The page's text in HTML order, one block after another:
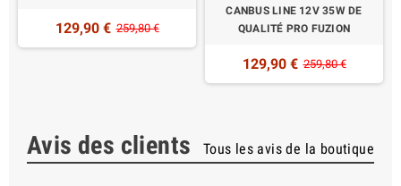
129,90 € 259,80 €
CANBUS LINE 12V 35W DE
QUALITÉ PRO FUZION
129,90 € 259,80 €
Avis des clients Tous les avis de la boutique